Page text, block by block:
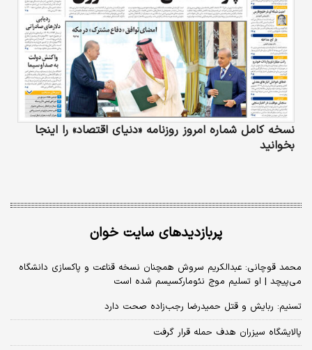
نسخه کامل شماره امروز روزنامه «دنیای‌ اقتصاد» را اینجا
بخوانید
پربازدیدهای سایت خوان
محمد قوچانی: عبدالکریم سروش همچنان نسخه قناعت و پاکسازی دانشگاه
می‌پیچد | او تسلیم موج نئومارکسیسم شده است
تسنیم: ربایش و قتل حمیدرضا رجب‌زاده صحت دارد
پالایشگاه سیزران هدف حمله قرار گرفت